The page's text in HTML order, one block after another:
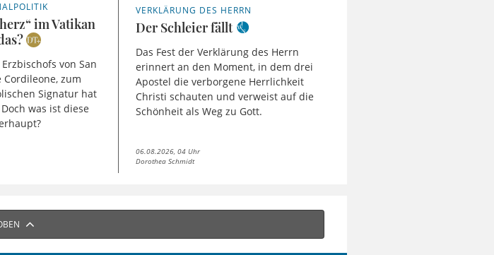
im Vatikan
von San
Cordileone, zum
Signatur hat
was ist diese
VERKLÄRUNG DES HERRN
Der Schleier fällt
Das Fest der Verklärung des Herrn
erinnert an den Moment, in dem drei
Apostel die verborgene Herrlichkeit
Christi schauten und verweist auf die
Schönheit als Weg zu Gott.
06.08.2026, 04 Uhr
Dorothea Schmidt